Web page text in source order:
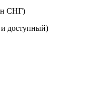
СНГ)
доступный)